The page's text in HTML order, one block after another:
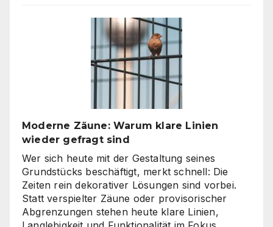
oder
Inhouse-
Produktion?
finden
Unternehmen
Weg
zu
skalierbarem
Video-
Content
Moderne Zäune: Warum klare Linien
wieder gefragt sind
Wer sich heute mit der Gestaltung seines
Grundstücks beschäftigt, merkt schnell: Die
Zeiten rein dekorativer Lösungen sind vorbei.
Statt verspielter Zäune oder provisorischer
Abgrenzungen stehen heute klare Linien,